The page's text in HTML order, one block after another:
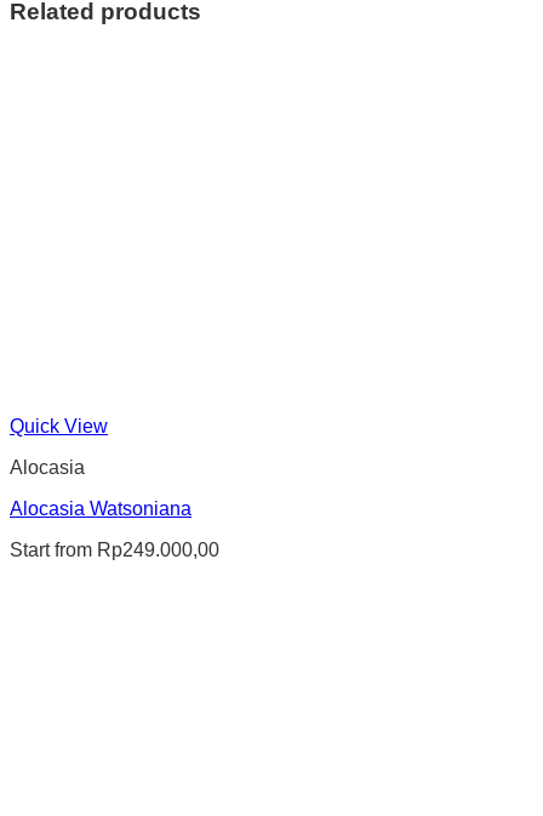
Related products
Quick View
Alocasia
Alocasia Watsoniana
Start from Rp249.000,00